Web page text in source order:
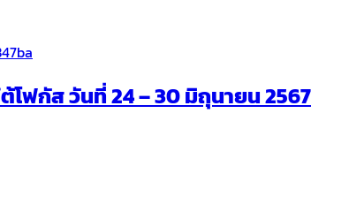
ฟกัส วันที่ 24 – 30 มิถุนายน 2567